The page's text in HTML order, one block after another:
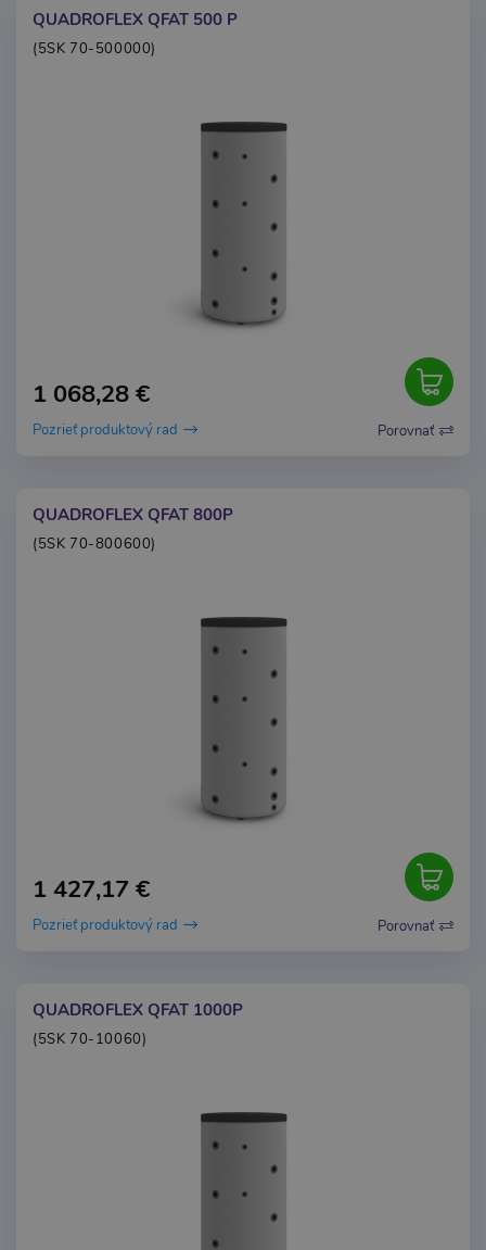
QUADROFLEX QFAT 500 P
(5SK 70-500000)
1 068,28 €
Pozrieť produktový rad Porovnať
QUADROFLEX QFAT 800P
(5SK 70-800600)
1 427,17 €
Pozrieť produktový rad Porovnať
QUADROFLEX QFAT 1000P
(5SK 70-10060)